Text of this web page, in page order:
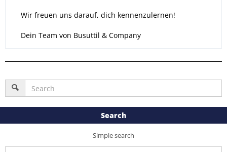
Wir freuen uns darauf, dich kennenzulernen!
Dein Team von Busuttil & Company
Search
Simple search